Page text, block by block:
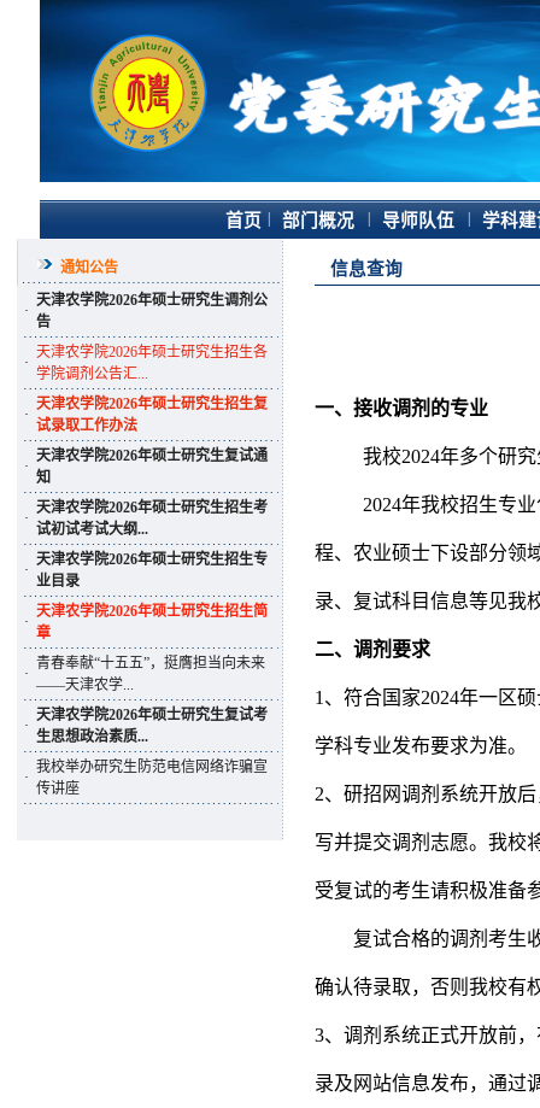
首页 部门概况 导师队伍 学科建
通知公告
·
天津农学院2026年硕士研究生调剂公
告
·
天津农学院2026年硕士研究生招生各
学院调剂公告汇...
·
天津农学院2026年硕士研究生招生复
试录取工作办法
·
天津农学院2026年硕士研究生复试通
知
·
天津农学院2026年硕士研究生招生考
试初试考试大纲...
·
天津农学院2026年硕士研究生招生专
业目录
·
天津农学院2026年硕士研究生招生简
章
·
青春奉献“十五五”，挺膺担当向未来
——天津农学...
·
天津农学院2026年硕士研究生复试考
生思想政治素质...
·
我校举办研究生防范电信网络诈骗宣
传讲座
信息查询
一、接收调剂的专业
我校2024年多个研
2024年我校招生专
程、农业硕士下设部分领
录、复试科目信息等见我
二、调剂要求
1 、符合国家2024年一区
学科专业发布要求为准。
2、研招网调剂系统开放
写并提交调剂志愿。我校
受复试的考生请积极准备
复试合格的调剂考生
确认待录取，否则我校
3、调剂系统正式开放前
录及网站信息发布，通过